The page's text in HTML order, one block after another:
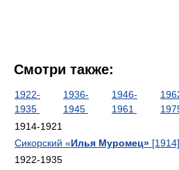
Смотри также:
1922-
1935
1936-
1945
1946-
1961
1914-1921
Сикорский «Илья Муромец» [1914]
1922-1935